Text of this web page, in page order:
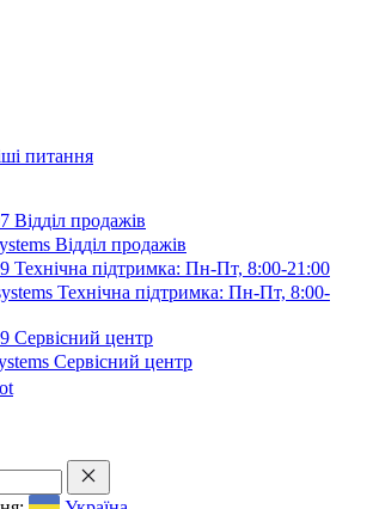
питання
Відділ продажів
Відділ продажів
Технічна підтримка: Пн-Пт, 8:00-21:00
Технічна підтримка: Пн-Пт, 8:00-
Сервісний центр
Сервісний центр